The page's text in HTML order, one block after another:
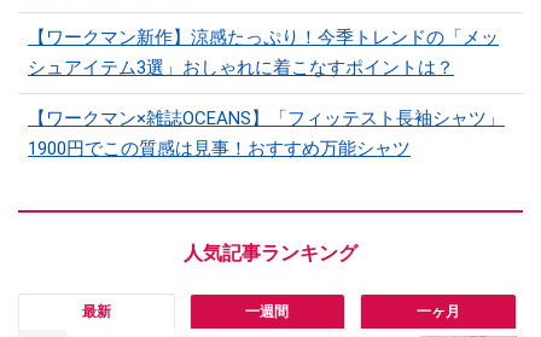
【ワークマン新作】涼感たっぷり！今季トレンドの「メッ
シュアイテム3選」おしゃれに着こなすポイントは？
【ワークマン×雑誌OCEANS】「フィッテスト長袖シャツ」
1900円でこの質感は見事！おすすめ万能シャツ
最新 一週間 一ヶ月